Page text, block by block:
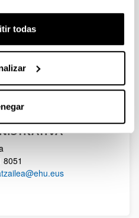
todas
01 7418
de Ingeniería de
Fernández Gauna
01 3255